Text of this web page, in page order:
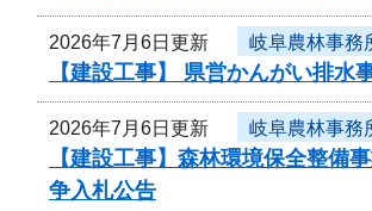
2026年7月6日更新 岐阜農林事務
【建設工事】 県営かんがい排
2026年7月6日更新 岐阜農林事務
【建設工事】森林環境保全整備
争入札公告